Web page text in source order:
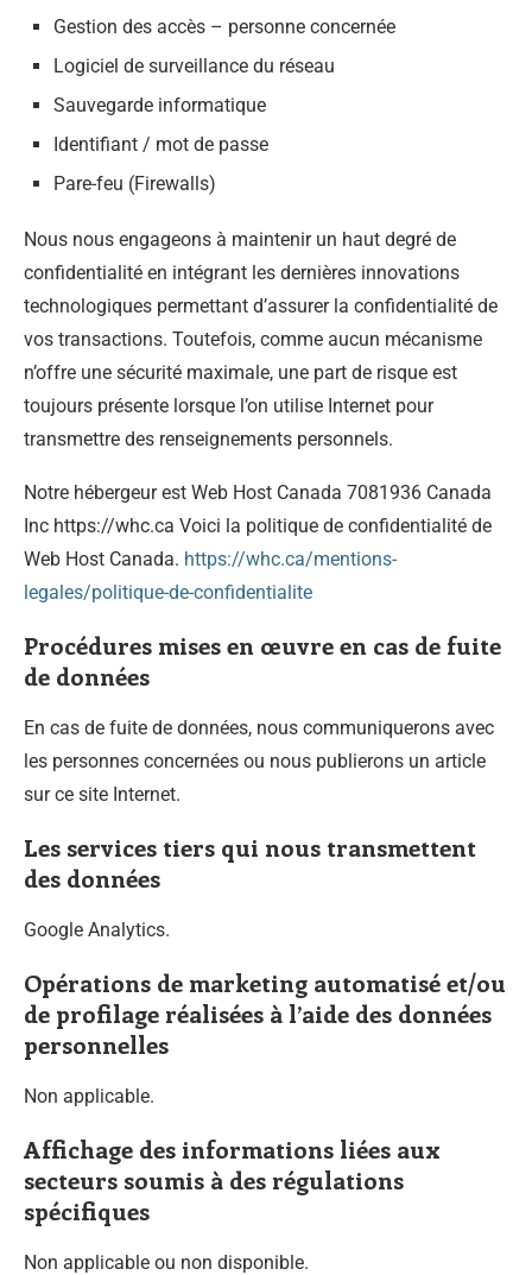
Gestion des accès – personne concernée
Logiciel de surveillance du réseau
Sauvegarde informatique
Identifiant / mot de passe
Pare-feu (Firewalls)
Nous nous engageons à maintenir un haut degré de
confidentialité en intégrant les dernières innovations
technologiques permettant d’assurer la confidentialité de
vos transactions. Toutefois, comme aucun mécanisme
n’offre une sécurité maximale, une part de risque est
toujours présente lorsque l’on utilise Internet pour
transmettre des renseignements personnels.
Notre hébergeur est Web Host Canada 7081936 Canada
Inc https://whc.ca Voici la politique de confidentialité de
Web Host Canada. https://whc.ca/mentions-
legales/politique-de-confidentialite
Procédures mises en œuvre en cas de fuite
de données
En cas de fuite de données, nous communiquerons avec
les personnes concernées ou nous publierons un article
sur ce site Internet.
Les services tiers qui nous transmettent
des données
Google Analytics.
Opérations de marketing automatisé et/ou
de profilage réalisées à l’aide des données
personnelles
Non applicable.
Affichage des informations liées aux
secteurs soumis à des régulations
spécifiques
Non applicable ou non disponible.